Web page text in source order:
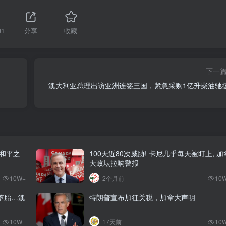
分享 收藏
下一篇
澳大利亚总理出访亚洲连签三国，紧急采购1亿升柴油驰
平之
10W+
100天近80次威胁! 卡尼几乎每天被盯上, 加
大政坛拉响警报
2个月前
胎…澳
10W+
特朗普宣布加征关税，加拿大声明
17天前